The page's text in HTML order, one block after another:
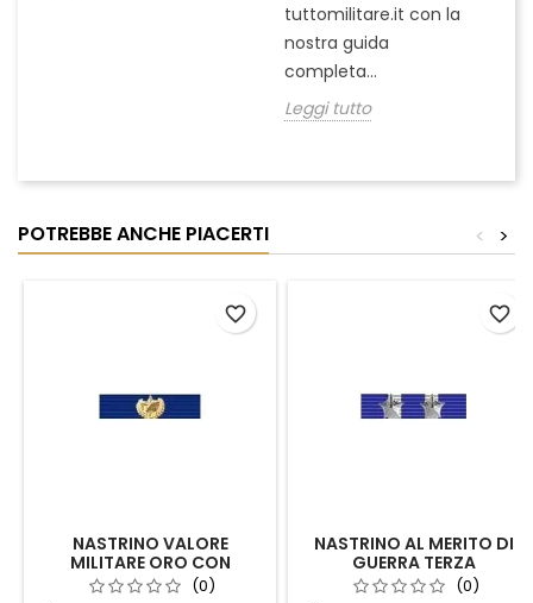
tuttomilitare.it con la
nostra guida
completa...
Leggi tutto
POTREBBE ANCHE PIACERTI >
<
NASTRINO VALORE
MILITARE ORO CON
FRONDE (0)
favorite_border
NASTRINO AL MERITO DI
GUERRA TERZA
CONCESSIONE
(0)
favorite_border